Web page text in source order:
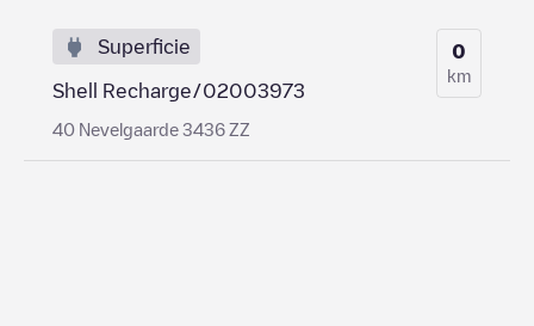
Superficie
Shell Recharge/02003973
40 Nevelgaarde 3436 ZZ
0
km